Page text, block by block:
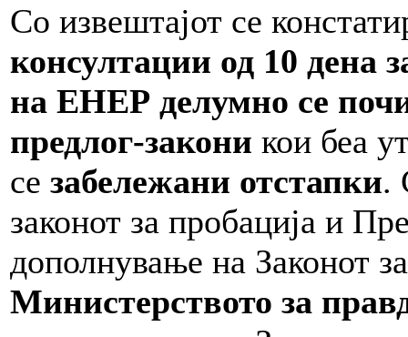
Со извештајот се
консултации од 10 дена
на ЕНЕР делумно се
предлог-закони кои беа
се забележани отстапки.
законот за пробација и
дополнување на Законот
Министерството за